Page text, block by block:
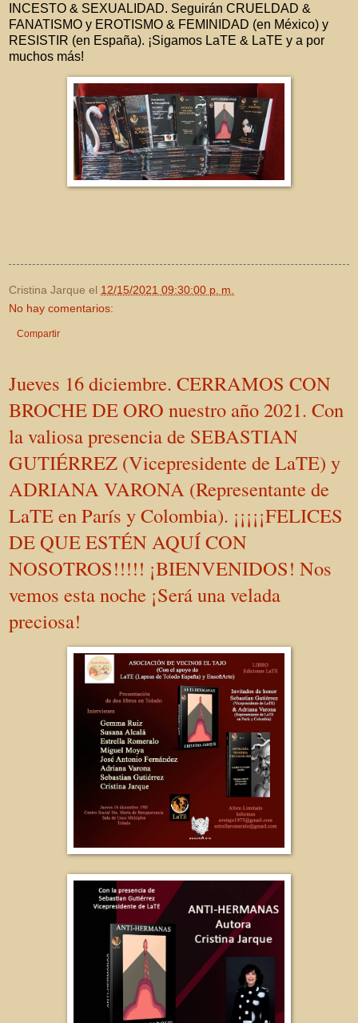
INCESTO & SEXUALIDAD. Seguirán CRUELDAD &
FANATISMO y EROTISMO & FEMINIDAD (en México) y
RESISTIR (en España). ¡Sigamos LaTE & LaTE y a por
muchos más!
Cristina Jarque el 12/15/2021 09:30:00 p. m.
No hay comentarios:
Compartir
Jueves 16 diciembre. CERRAMOS CON
BROCHE DE ORO nuestro año 2021. Con
la valiosa presencia de SEBASTIAN
GUTIÉRREZ (Vicepresidente de LaTE) y
ADRIANA VARONA (Representante de
LaTE en París y Colombia). ¡¡¡¡¡FELICES
DE QUE ESTÉN AQUÍ CON
NOSOTROS!!!!! ¡BIENVENIDOS! Nos
vemos esta noche ¡Será una velada
preciosa!